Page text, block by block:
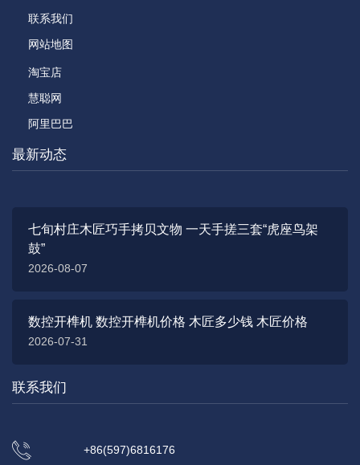
联系我们
网站地图
淘宝店
慧聪网
阿里巴巴
最新动态
七旬村庄木匠巧手拷贝文物 一天手搓三套“虎座鸟架
鼓”
2026-08-07
数控开榫机 数控开榫机价格 木匠多少钱 木匠价格
2026-07-31
联系我们
+86(597)6816176